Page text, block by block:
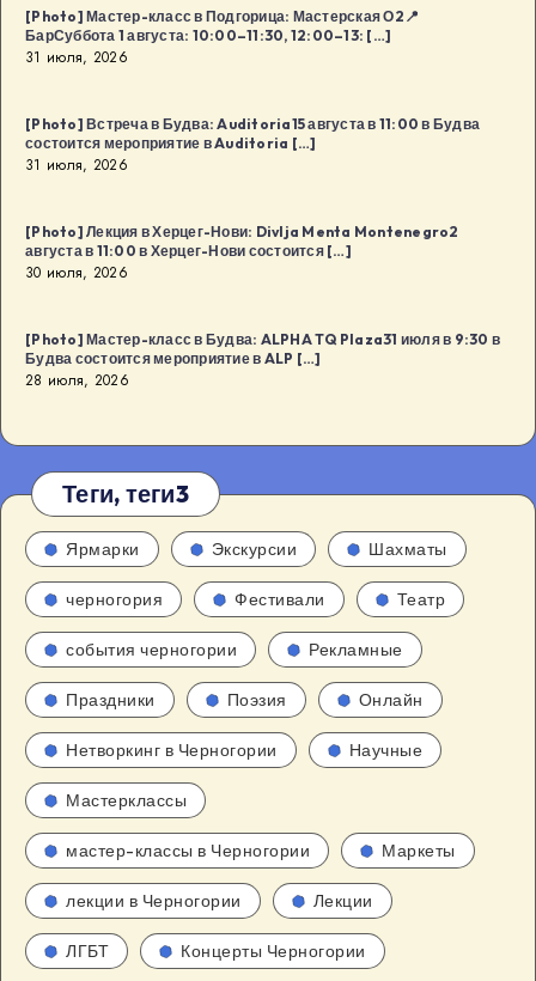
[Photo] Мастер-класс в Подгорица: Мастерская О2📍
БарСуббота 1 августа: 10:00–11:30, 12:00–13: […]
31 июля, 2026
[Photo] Встреча в Будва: Auditoria15 августа в 11:00 в Будва
состоится мероприятие в Auditoria […]
31 июля, 2026
[Photo] Лекция в Херцег-Нови: Divlja Menta Montenegro2
августа в 11:00 в Херцег-Нови состоится […]
30 июля, 2026
[Photo] Мастер-класс в Будва: ALPHA TQ Plaza31 июля в 9:30 в
Будва состоится мероприятие в ALP […]
28 июля, 2026
Теги, теги3
Ярмарки Экскурсии Шахматы
черногория Фестивали Театр
события черногории Рекламные
Праздники Поэзия Онлайн
Нетворкинг в Черногории Научные
Мастерклассы
мастер-классы в Черногории Маркеты
лекции в Черногории Лекции
ЛГБТ Концерты Черногории